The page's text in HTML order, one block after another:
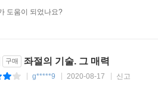
에서 경험하는 것이 각자가 가진 안
소한 생활을 실천했던 까닭에 유배
기 위한 자기 훈련 방법을 잘 제시해놓
도움이 되었나요?
구매 좌절의 기술. 그 매력
g*****9 2020-08-17 신고